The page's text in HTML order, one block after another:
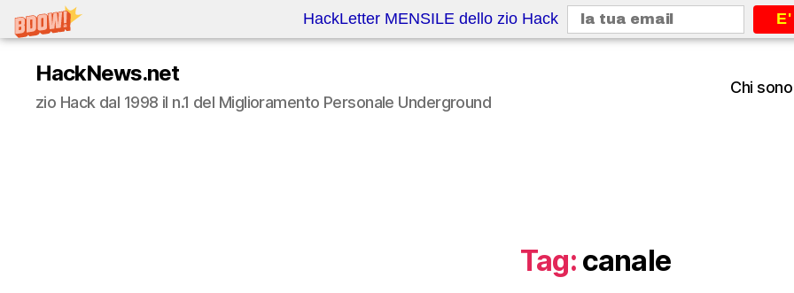
HackLetter MENSILE dello zio Hack
HackNews.net
zio Hack dal 1998 il n.1 del Miglioramento Personale Underground
Chi sono
Tag: canale